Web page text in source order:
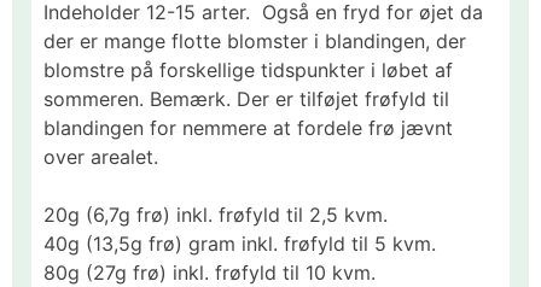
Indeholder 12-15 arter. Også en fryd for øjet da
der er mange flotte blomster i blandingen, der
blomstre på forskellige tidspunkter i løbet af
sommeren. Bemærk. Der er tilføjet frøfyld til
blandingen for nemmere at fordele frø jævnt
over arealet.
20g (6,7g frø) inkl. frøfyld til 2,5 kvm.
40g (13,5g frø) gram inkl. frøfyld til 5 kvm.
80g (27g frø) inkl. frøfyld til 10 kvm.